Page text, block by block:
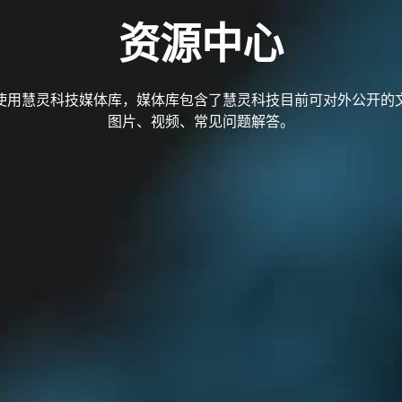
资源中心
用慧灵科技媒体库，媒体库包含了慧灵科技目前可对外公开的
图片、视频、常见问题解答。